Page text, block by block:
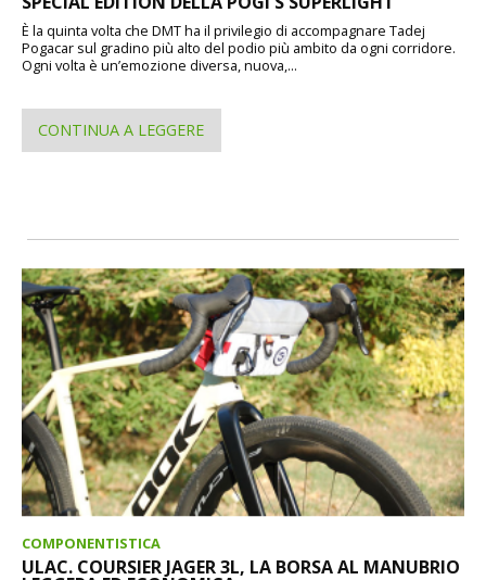
È la quinta volta che DMT ha il privilegio di accompagnare Tadej
Pogacar sul gradino più alto del podio più ambito da ogni corridore.
Ogni volta è un’emozione diversa, nuova,...
CONTINUA A LEGGERE
COMPONENTISTICA
ULAC. COURSIER JAGER 3L, LA BORSA AL MANUBRIO